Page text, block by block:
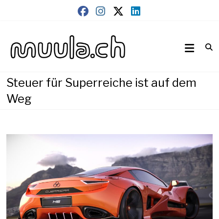
muula.ch
Steuer für Superreiche ist auf dem
Weg